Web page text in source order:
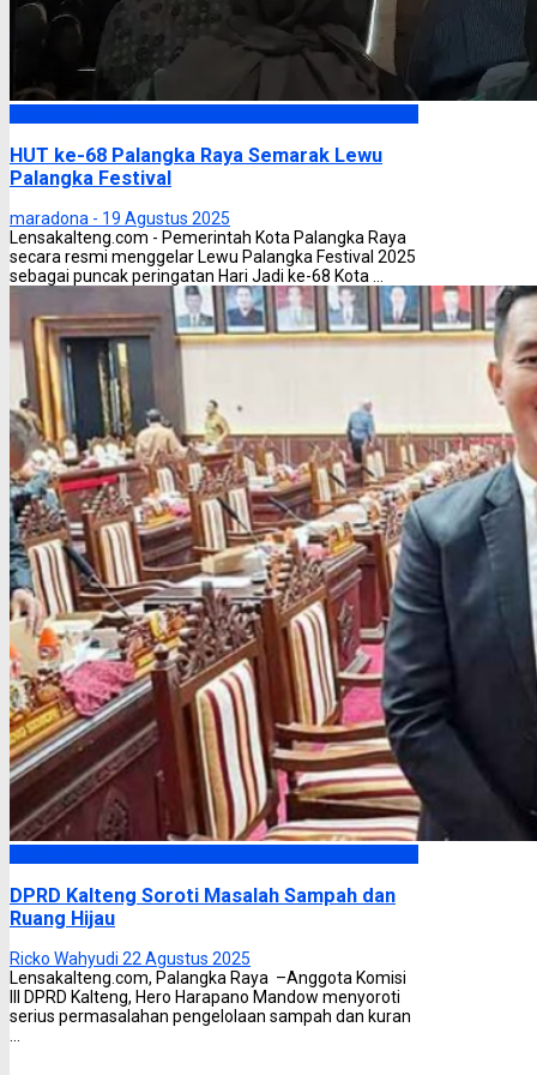
HUT ke-68 Palangka Raya Semarak Lewu
Palangka Festival
maradona - 19 Agustus 2025
Lensakalteng.com - Pemerintah Kota Palangka Raya
secara resmi menggelar Lewu Palangka Festival 2025
sebagai puncak peringatan Hari Jadi ke-68 Kota ...
DPRD Kalteng Soroti Masalah Sampah dan
Ruang Hijau
Ricko Wahyudi 22 Agustus 2025
Lensakalteng.com, Palangka Raya –Anggota Komisi
III DPRD Kalteng, Hero Harapano Mandow menyoroti
serius permasalahan pengelolaan sampah dan kuran